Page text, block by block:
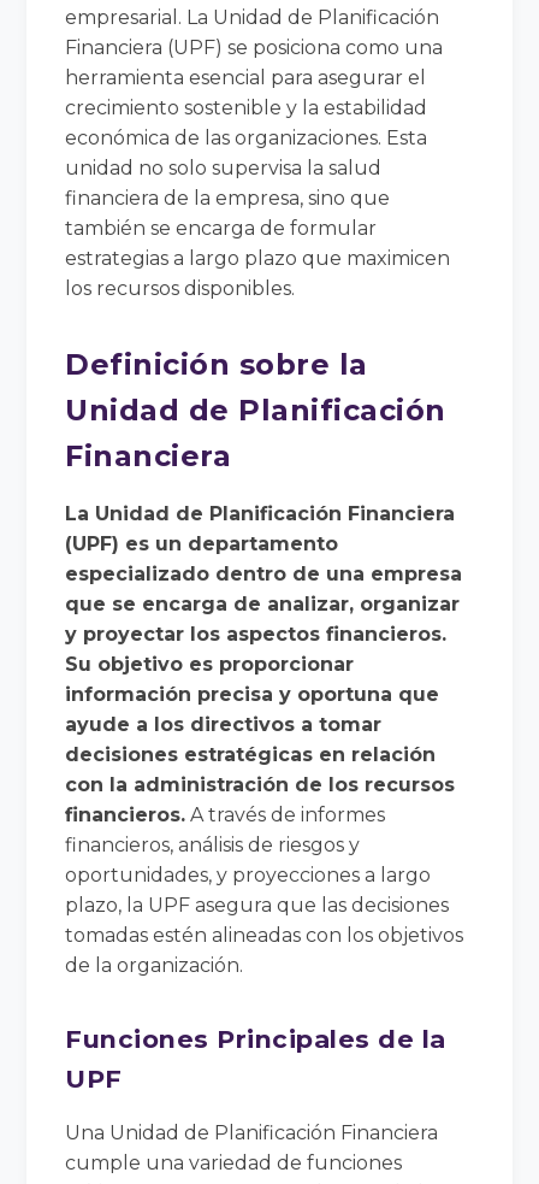
empresarial. La Unidad de Planificación
Financiera (UPF) se posiciona como una
herramienta esencial para asegurar el
crecimiento sostenible y la estabilidad
económica de las organizaciones. Esta
unidad no solo supervisa la salud
financiera de la empresa, sino que
también se encarga de formular
estrategias a largo plazo que maximicen
los recursos disponibles.
Definición sobre la
Unidad de Planificación
Financiera
La Unidad de Planificación Financiera
(UPF) es un departamento
especializado dentro de una empresa
que se encarga de analizar, organizar
y proyectar los aspectos financieros.
Su objetivo es proporcionar
información precisa y oportuna que
ayude a los directivos a tomar
decisiones estratégicas en relación
con la administración de los recursos
financieros. A través de informes
financieros, análisis de riesgos y
oportunidades, y proyecciones a largo
plazo, la UPF asegura que las decisiones
tomadas estén alineadas con los objetivos
de la organización.
Funciones Principales de la
UPF
Una Unidad de Planificación Financiera
cumple una variedad de funciones